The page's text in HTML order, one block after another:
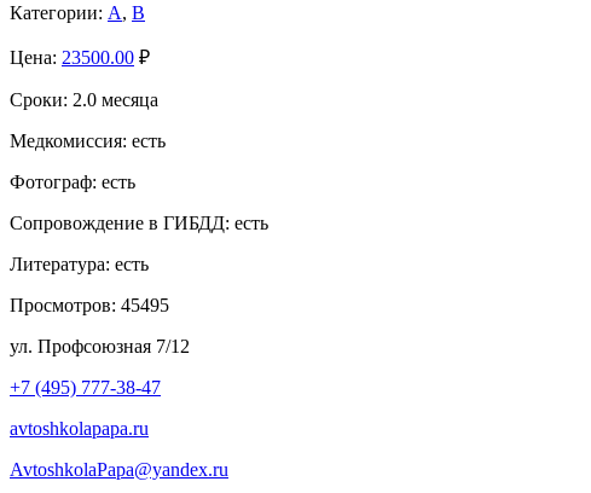
Категории: A, B
Цена: 23500.00 ₽
Сроки: 2.0 месяца
Медкомиссия: есть
Фотограф: есть
Сопровождение в ГИБДД: есть
Литература: есть
Просмотров: 45495
ул. Профсоюзная 7/12
+7 (495) 777-38-47
avtoshkolapapa.ru
AvtoshkolaPapa@yandex.ru